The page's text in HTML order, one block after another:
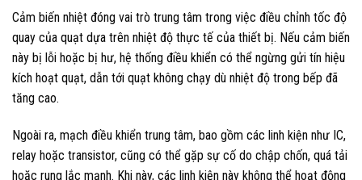
Cảm biến nhiệt đóng vai trò trung tâm trong việc điều chỉnh tốc độ
quay của quạt dựa trên nhiệt độ thực tế của thiết bị. Nếu cảm biến
này bị lỗi hoặc bị hư, hệ thống điều khiển có thể ngừng gửi tín hiệu
kích hoạt quạt, dẫn tới quạt không chạy dù nhiệt độ trong bếp đã
tăng cao.
Ngoài ra, mạch điều khiển trung tâm, bao gồm các linh kiện như IC,
relay hoặc transistor, cũng có thể gặp sự cố do chập chốn, quá tải
hoặc rung lắc mạnh. Khi này, các linh kiện này không thể hoạt động